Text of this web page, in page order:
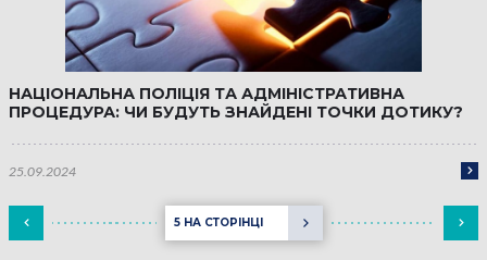
НАЦІОНАЛЬНА ПОЛІЦІЯ ТА АДМІНІСТРАТИВНА
ПРОЦЕДУРА: ЧИ БУДУТЬ ЗНАЙДЕНІ ТОЧКИ ДОТИКУ?
25.09.2024
5 НА СТОРІНЦІ